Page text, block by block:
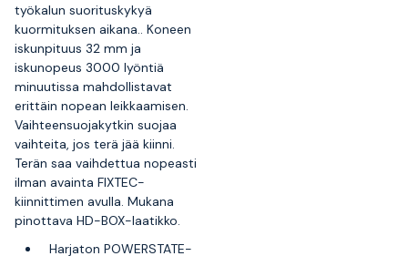
työkalun suorituskykyä
kuormituksen aikana.. Koneen
iskunpituus 32 mm ja
iskunopeus 3000 lyöntiä
minuutissa mahdollistavat
erittäin nopean leikkaamisen.
Vaihteensuojakytkin suojaa
vaihteita, jos terä jää kiinni.
Terän saa vaihdettua nopeasti
ilman avainta FIXTEC-
kiinnittimen avulla. Mukana
pinottava HD-BOX-laatikko.
Harjaton POWERSTATE-